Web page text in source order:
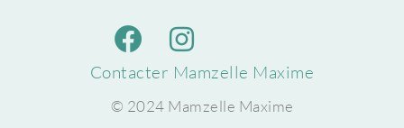
Contacter Mamzelle Maxime
© 2024 Mamzelle Maxime